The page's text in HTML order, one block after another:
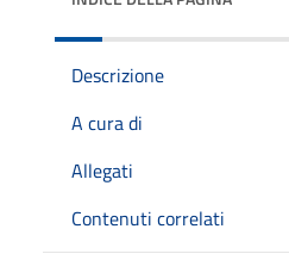
Descrizione
A cura di
Allegati
Contenuti correlati